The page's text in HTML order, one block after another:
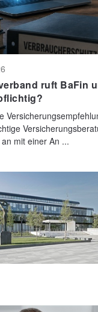
ruft BaFin
mit einer An ...